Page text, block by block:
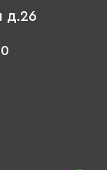
д.26